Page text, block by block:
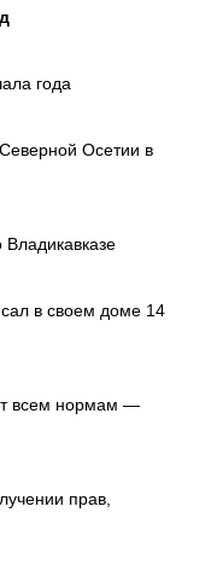
года
Осетии в
в своем доме 14
всем нормам —
прав,